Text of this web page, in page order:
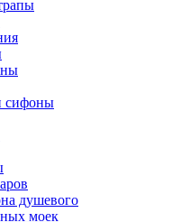
сифоны
душевого
моек